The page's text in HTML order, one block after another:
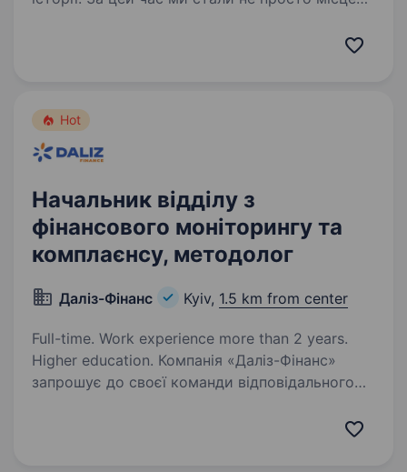
Hot
Начальник відділу з
фінансового моніторингу та
комплаєнсу, методолог
Даліз-Фінанс Kyiv, 1.5 km from center
Full-time. Work experience more than 2 years.
Higher education. Компанія «Даліз-Фінанс»
запрошує до своєї команди відповідального